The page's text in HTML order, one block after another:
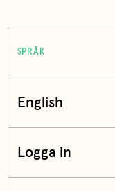
SPRÅK
English
Logga in